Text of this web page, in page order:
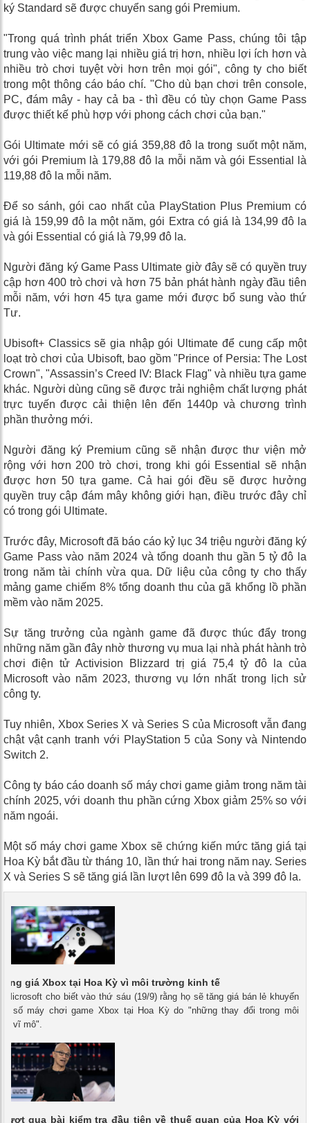
ký Standard sẽ được chuyển sang gói Premium.
"Trong quá trình phát triển Xbox Game Pass, chúng tôi tập
trung vào việc mang lại nhiều giá trị hơn, nhiều lợi ích hơn và
nhiều trò chơi tuyệt vời hơn trên mọi gói", công ty cho biết
trong một thông cáo báo chí. "Cho dù bạn chơi trên console,
PC, đám mây - hay cả ba - thì đều có tùy chọn Game Pass
được thiết kế phù hợp với phong cách chơi của bạn."
Gói Ultimate mới sẽ có giá 359,88 đô la trong suốt một năm,
với gói Premium là 179,88 đô la mỗi năm và gói Essential là
119,88 đô la mỗi năm.
Để so sánh, gói cao nhất của PlayStation Plus Premium có
giá là 159,99 đô la một năm, gói Extra có giá là 134,99 đô la
và gói Essential có giá là 79,99 đô la.
Người đăng ký Game Pass Ultimate giờ đây sẽ có quyền truy
cập hơn 400 trò chơi và hơn 75 bản phát hành ngày đầu tiên
mỗi năm, với hơn 45 tựa game mới được bổ sung vào thứ
Tư.
Ubisoft+ Classics sẽ gia nhập gói Ultimate để cung cấp một
loạt trò chơi của Ubisoft, bao gồm "Prince of Persia: The Lost
Crown", "Assassin’s Creed IV: Black Flag" và nhiều tựa game
khác. Người dùng cũng sẽ được trải nghiệm chất lượng phát
trực tuyến được cải thiện lên đến 1440p và chương trình
phần thưởng mới.
Người đăng ký Premium cũng sẽ nhận được thư viện mở
rộng với hơn 200 trò chơi, trong khi gói Essential sẽ nhận
được hơn 50 tựa game. Cả hai gói đều sẽ được hưởng
quyền truy cập đám mây không giới hạn, điều trước đây chỉ
có trong gói Ultimate.
Trước đây, Microsoft đã báo cáo kỷ lục 34 triệu người đăng ký
Game Pass vào năm 2024 và tổng doanh thu gần 5 tỷ đô la
trong năm tài chính vừa qua. Dữ liệu của công ty cho thấy
mảng game chiếm 8% tổng doanh thu của gã khổng lồ phần
mềm vào năm 2025.
Sự tăng trưởng của ngành game đã được thúc đẩy trong
những năm gần đây nhờ thương vụ mua lại nhà phát hành trò
chơi điện tử Activision Blizzard trị giá 75,4 tỷ đô la của
Microsoft vào năm 2023, thương vụ lớn nhất trong lịch sử
công ty.
Tuy nhiên, Xbox Series X và Series S của Microsoft vẫn đang
chật vật cạnh tranh với PlayStation 5 của Sony và Nintendo
Switch 2.
Công ty báo cáo doanh số máy chơi game giảm trong năm tài
chính 2025, với doanh thu phần cứng Xbox giảm 25% so với
năm ngoái.
Một số máy chơi game Xbox sẽ chứng kiến ​​mức tăng giá tại
Hoa Kỳ bắt đầu từ tháng 10, lần thứ hai trong năm nay. Series
X và Series S sẽ tăng giá lần lượt lên 699 đô la và 399 đô la.
giá Xbox tại Hoa Kỳ vì môi trường kinh tế
Microsoft cho biết vào thứ sáu (19/9) rằng họ sẽ tăng giá bán lẻ khuyến
số máy chơi game Xbox tại Hoa Kỳ do "những thay đổi trong môi
tế vĩ mô".
qua bài kiểm tra đầu tiên về thuế quan của Hoa Kỳ với